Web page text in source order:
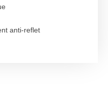
anti-reflet